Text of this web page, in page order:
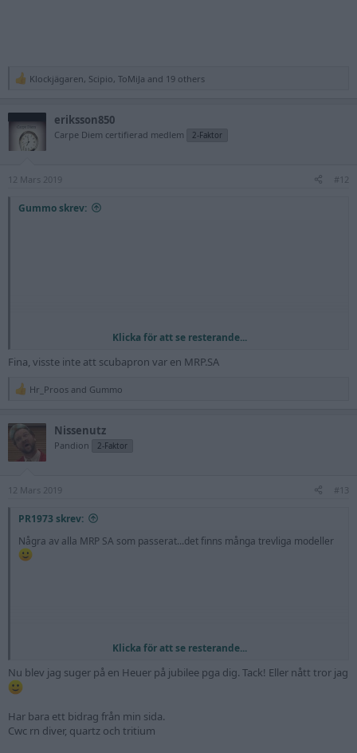
R
s
Klockjägaren, Scipio, ToMiJa and 19 others
eriksson850
Carpe Diem certifierad medlem 2-Faktor
12 Mars 2019 #12
Gummo skrev:
Klicka för att se resterande...
Fina, visste inte att scubapron var en MRP.SA
R
c
o
s
Hr_Proos and Gummo
Nissenutz
Pandion 2-Faktor
12 Mars 2019 #13
PR1973 skrev:
Några av alla MRP SA som passerat...det finns många trevliga modeller
Klicka för att se resterande...
Nu blev jag suger på en Heuer på jubilee pga dig. Tack! Eller nått tror jag
Har bara ett bidrag från min sida.
Cwc rn diver, quartz och tritium